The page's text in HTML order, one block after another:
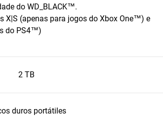
do WD_BLACK™.
X|S (apenas para jogos do Xbox One™) e
do PS4™)
2 TB
duros portátiles